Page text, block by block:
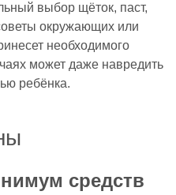
выбор щёток, паст,
окружающих или
необходимого
может даже навредить
ребёнка.
средств